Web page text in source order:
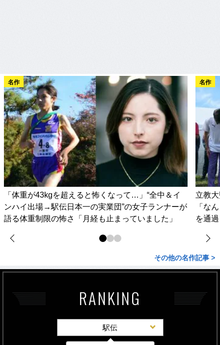
名作
「体重が43kgを超えると怖くなって…」“全中＆イ
ンハイ出場→駅伝日本一の実業団”の女子ランナーが
語る体重制限の怖さ「月経も止まっていました」
名作
立教
「な
を通
その他の名作記事 >
RANKING
駅伝